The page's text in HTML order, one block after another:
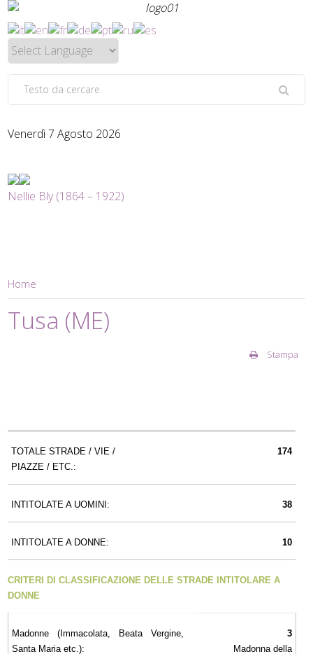
Venerdì 7 Agosto 2026
Nellie Bly (1864 – 1922)
Home
Tusa (ME)
Stampa
TOTALE STRADE / VIE /
PIAZZE / ETC.:
174
INTITOLATE A UOMINI: 38
INTITOLATE A DONNE: 10
CRITERI DI CLASSIFICAZIONE DELLE STRADE INTITOLARE A
DONNE
Madonne (Immacolata, Beata Vergine,
Santa Maria etc.):
3
Madonna della